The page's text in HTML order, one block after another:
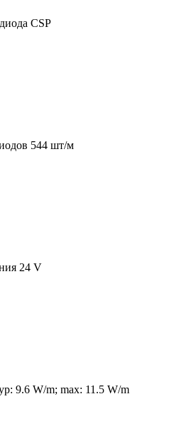
CSP
544 шт/м
24 V
9.6 W/m; max: 11.5 W/m